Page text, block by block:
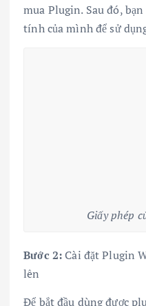
mua Plugin. Sau đó,
tính của mình để sử
Giấy phép
Bước 2: Cài đặt Plugin
lên
Để bắt đầu dùng được